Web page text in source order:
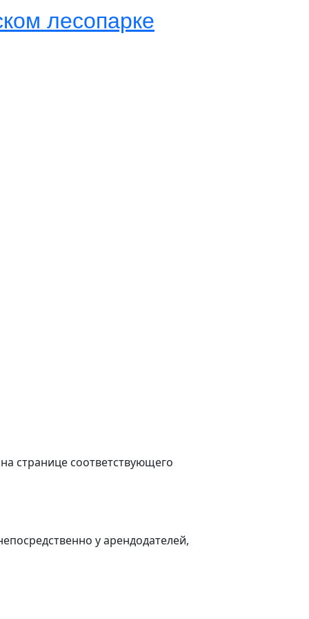
лесопарке
странице соответствующего
у арендодателей,